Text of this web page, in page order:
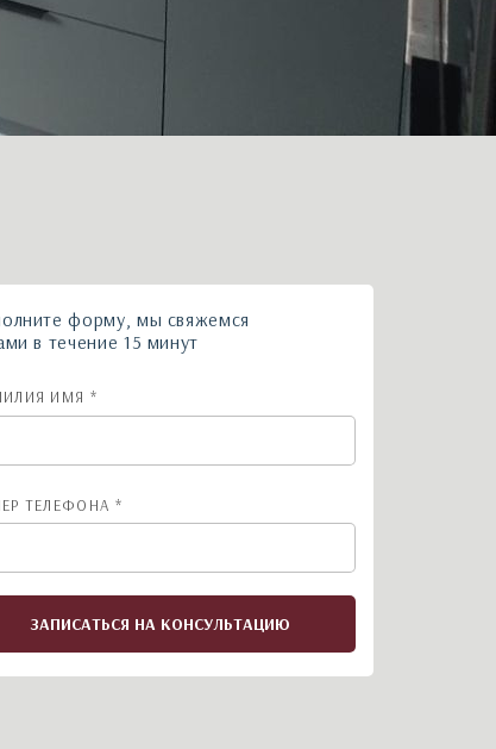
форму, мы свяжемся
в течение 15 минут
ИМЯ *
ТЕЛЕФОНА *
ЗАПИСАТЬСЯ НА КОНСУЛЬТАЦИЮ